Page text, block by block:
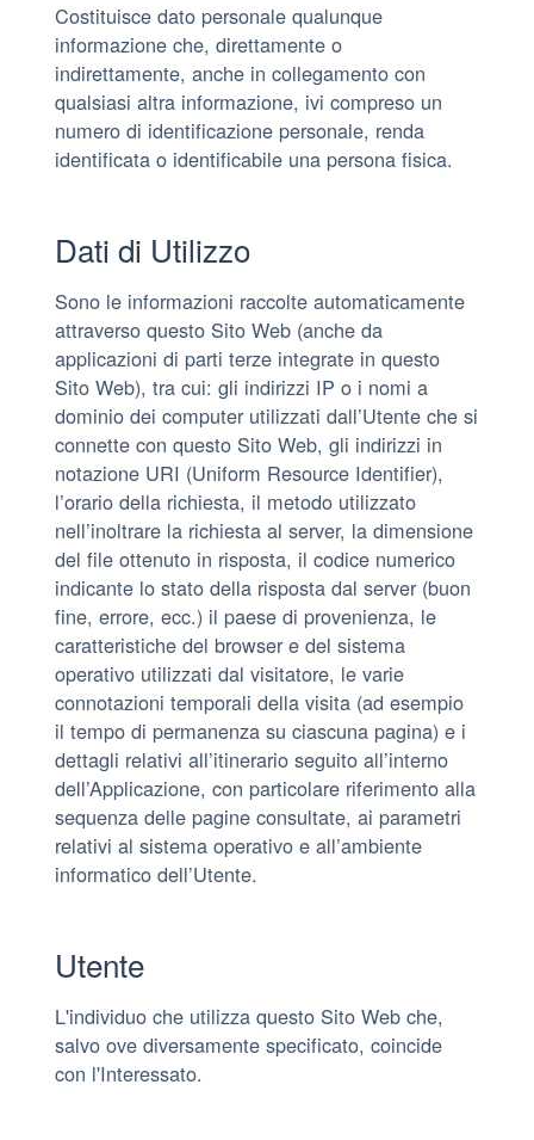
Costituisce dato personale qualunque
informazione che, direttamente o
indirettamente, anche in collegamento con
qualsiasi altra informazione, ivi compreso un
numero di identificazione personale, renda
identificata o identificabile una persona fisica.
Dati di Utilizzo
Sono le informazioni raccolte automaticamente
attraverso questo Sito Web (anche da
applicazioni di parti terze integrate in questo
Sito Web), tra cui: gli indirizzi IP o i nomi a
dominio dei computer utilizzati dall’Utente che si
connette con questo Sito Web, gli indirizzi in
notazione URI (Uniform Resource Identifier),
l’orario della richiesta, il metodo utilizzato
nell’inoltrare la richiesta al server, la dimensione
del file ottenuto in risposta, il codice numerico
indicante lo stato della risposta dal server (buon
fine, errore, ecc.) il paese di provenienza, le
caratteristiche del browser e del sistema
operativo utilizzati dal visitatore, le varie
connotazioni temporali della visita (ad esempio
il tempo di permanenza su ciascuna pagina) e i
dettagli relativi all’itinerario seguito all’interno
dell’Applicazione, con particolare riferimento alla
sequenza delle pagine consultate, ai parametri
relativi al sistema operativo e all’ambiente
informatico dell’Utente.
Utente
L'individuo che utilizza questo Sito Web che,
salvo ove diversamente specificato, coincide
con l'Interessato.